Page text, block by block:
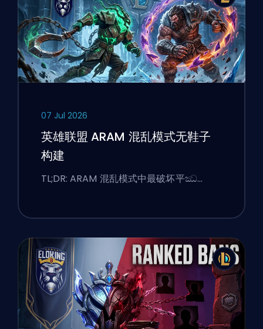
07 Jul 2026
英雄联盟 ARAM 混乱模式无鞋子
构建
TL;DR: ARAM 混乱模式中最破坏平ඣ…